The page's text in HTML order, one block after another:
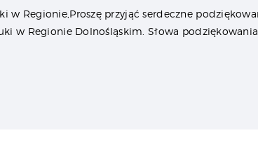
w Regionie,Proszę przyjąć serdeczne
w Regionie Dolnośląskim. Słowa